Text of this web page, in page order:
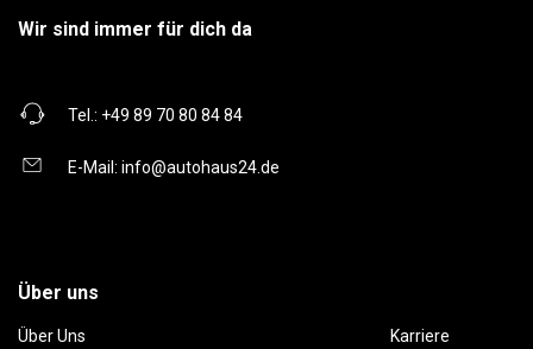
Wir sind immer für dich da
Tel.: +49 89 70 80 84 84
E-Mail: info@autohaus24.de
Über uns
Über Uns Karriere